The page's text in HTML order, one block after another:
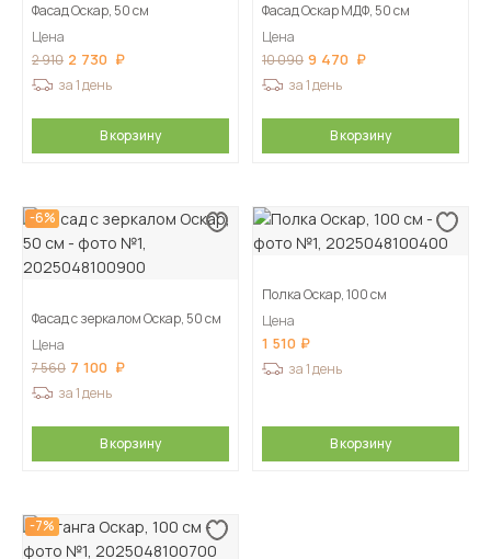
Фасад Оскар, 50 см
Цена
2 910 2 730
за 1 день
В корзину
Фасад Оскар МДФ, 50 см
Цена
10 090 9 470
за 1 день
В корзину
-6%
Фасад с зеркалом Оскар, 50 см
Цена
7 560 7 100
за 1 день
В корзину
Полка Оскар, 100 см
Цена
1 510
за 1 день
В корзину
-7%